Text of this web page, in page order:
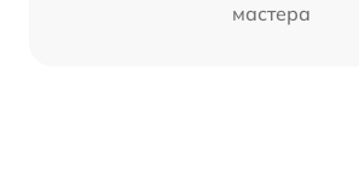
мастера